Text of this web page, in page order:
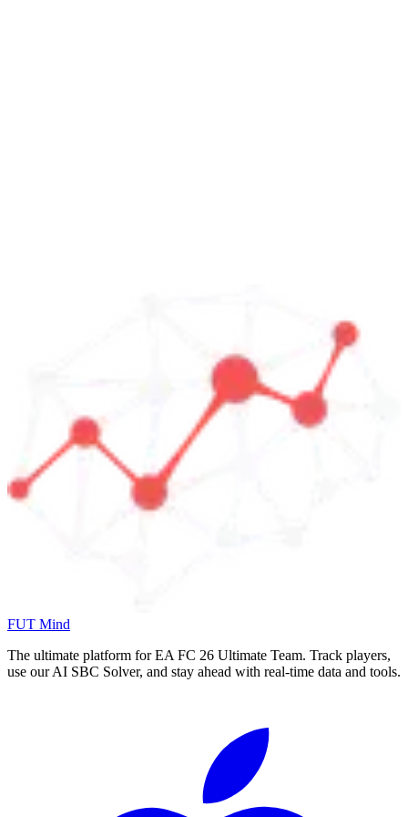
FUT Mind
The ultimate platform for EA FC 26 Ultimate Team. Track players,
use our AI SBC Solver, and stay ahead with real-time data and tools.